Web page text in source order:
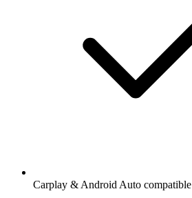
Carplay & Android Auto compatible